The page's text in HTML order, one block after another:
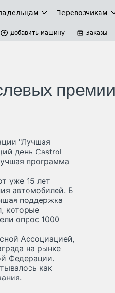
Перевозчикам
Добавить машину Заказы
премии
"Лучшая
день Castrol
программа
уже 15 лет
автомобилей. В
поддержка
которые
опрос 1000
Ассоциацией,
на рынке
Федерации.
как